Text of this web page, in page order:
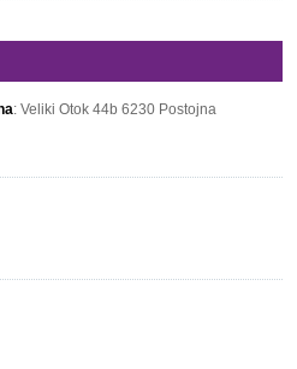
: Veliki Otok 44b 6230 Postojna